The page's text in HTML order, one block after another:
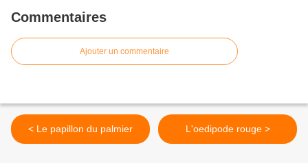
Commentaires
Ajouter un commentaire
< Le papillon du palmier L'oedipode rouge >